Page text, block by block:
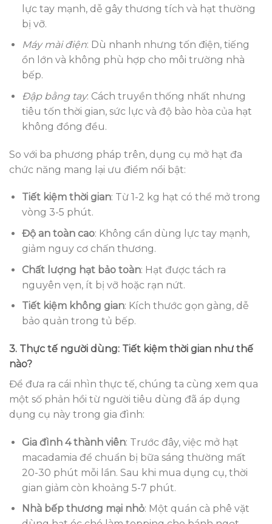
lực tay mạnh, dễ gây thương tích và hạt thường
bị vỡ.
Máy mài điện: Dù nhanh nhưng tốn điện, tiếng
ồn lớn và không phù hợp cho môi trường nhà
bếp.
Đập bằng tay: Cách truyền thống nhất nhưng
tiêu tốn thời gian, sức lực và độ bào hòa của hạt
không đồng đều.
So với ba phương pháp trên, dụng cụ mở hạt đa
chức năng mang lại ưu điểm nổi bật:
Tiết kiệm thời gian: Từ 1-2 kg hạt có thể mở trong
vòng 3-5 phút.
Độ an toàn cao: Không cần dùng lực tay mạnh,
giảm nguy cơ chấn thương.
Chất lượng hạt bảo toàn: Hạt được tách ra
nguyên vẹn, ít bị vỡ hoặc rạn nứt.
Tiết kiệm không gian: Kích thước gọn gàng, dễ
bảo quản trong tủ bếp.
3. Thực tế người dùng: Tiết kiệm thời gian như thế
nào?
Để đưa ra cái nhìn thực tế, chúng ta cùng xem qua
một số phản hồi từ người tiêu dùng đã áp dụng
dụng cụ này trong gia đình:
Gia đình 4 thành viên: Trước đây, việc mở hạt
macadamia để chuẩn bị bữa sáng thường mất
20-30 phút mỗi lần. Sau khi mua dụng cụ, thời
gian giảm còn khoảng 5-7 phút.
Nhà bếp thương mại nhỏ: Một quán cà phê vặt